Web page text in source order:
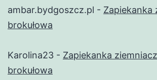
ambar.bydgoszcz.pl - Zapiekanka
brokułowa
Karolina23 - Zapiekanka
brokułowa